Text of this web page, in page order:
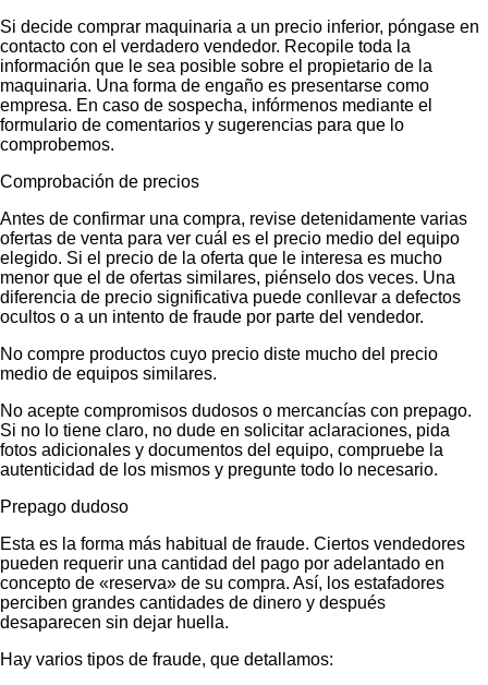
Si decide comprar maquinaria a un precio inferior, póngase en
contacto con el verdadero vendedor. Recopile toda la
información que le sea posible sobre el propietario de la
maquinaria. Una forma de engaño es presentarse como
empresa. En caso de sospecha, infórmenos mediante el
formulario de comentarios y sugerencias para que lo
comprobemos.
Comprobación de precios
Antes de confirmar una compra, revise detenidamente varias
ofertas de venta para ver cuál es el precio medio del equipo
elegido. Si el precio de la oferta que le interesa es mucho
menor que el de ofertas similares, piénselo dos veces. Una
diferencia de precio significativa puede conllevar a defectos
ocultos o a un intento de fraude por parte del vendedor.
No compre productos cuyo precio diste mucho del precio
medio de equipos similares.
No acepte compromisos dudosos o mercancías con prepago.
Si no lo tiene claro, no dude en solicitar aclaraciones, pida
fotos adicionales y documentos del equipo, compruebe la
autenticidad de los mismos y pregunte todo lo necesario.
Prepago dudoso
Esta es la forma más habitual de fraude. Ciertos vendedores
pueden requerir una cantidad del pago por adelantado en
concepto de «reserva» de su compra. Así, los estafadores
perciben grandes cantidades de dinero y después
desaparecen sin dejar huella.
Hay varios tipos de fraude, que detallamos: